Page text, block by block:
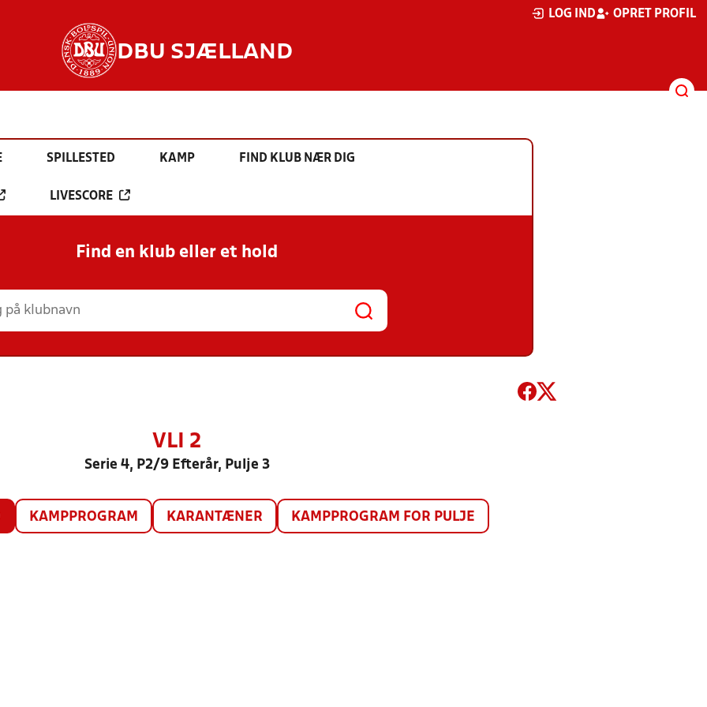
LOG IND OPRET PROFIL
DBU SJÆLLAND
SPILLESTED KAMP FIND KLUB NÆR DIG
LIVESCORE
Find en klub eller et hold
VLI 2
Serie 4, P2/9 Efterår, Pulje 3
KAMPPROGRAM KARANTÆNER KAMPPROGRAM FOR PULJE